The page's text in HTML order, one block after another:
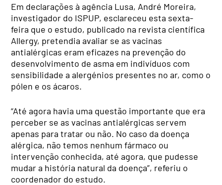
Em declarações à agência Lusa, André Moreira,
investigador do ISPUP, esclareceu esta sexta-
feira que o estudo, publicado na revista científica
Allergy, pretendia avaliar se as vacinas
antialérgicas eram eficazes na prevenção do
desenvolvimento de asma em indivíduos com
sensibilidade a alergénios presentes no ar, como o
pólen e os ácaros.
“Até agora havia uma questão importante que era
perceber se as vacinas antialérgicas servem
apenas para tratar ou não. No caso da doença
alérgica, não temos nenhum fármaco ou
intervenção conhecida, até agora, que pudesse
mudar a história natural da doença”, referiu o
coordenador do estudo.